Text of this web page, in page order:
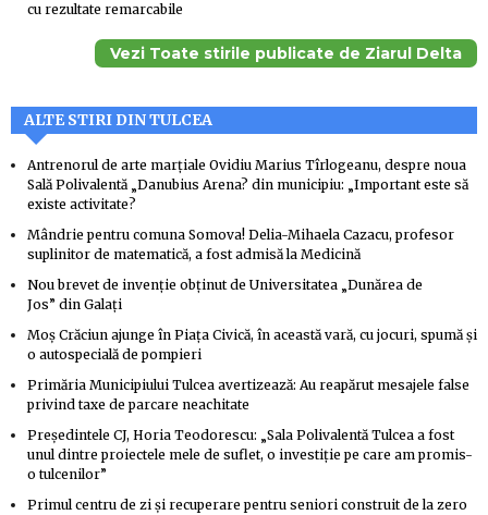
cu rezultate remarcabile
Vezi Toate stirile publicate de Ziarul Delta
ALTE STIRI DIN TULCEA
Antrenorul de arte marţiale Ovidiu Marius Tîrlogeanu, despre noua
Sală Polivalentă „Danubius Arena? din municipiu: „Important este să
existe activitate?
Mândrie pentru comuna Somova! Delia-Mihaela Cazacu, profesor
suplinitor de matematică, a fost admisă la Medicină
Nou brevet de invenţie obţinut de Universitatea „Dunărea de
Jos” din Galaţi
Moş Crăciun ajunge în Piaţa Civică, în această vară, cu jocuri, spumă şi
o autospecială de pompieri
Primăria Municipiului Tulcea avertizează: Au reapărut mesajele false
privind taxe de parcare neachitate
Preşedintele CJ, Horia Teodorescu: „Sala Polivalentă Tulcea a fost
unul dintre proiectele mele de suflet, o investiţie pe care am promis-
o tulcenilor”
Primul centru de zi şi recuperare pentru seniori construit de la zero